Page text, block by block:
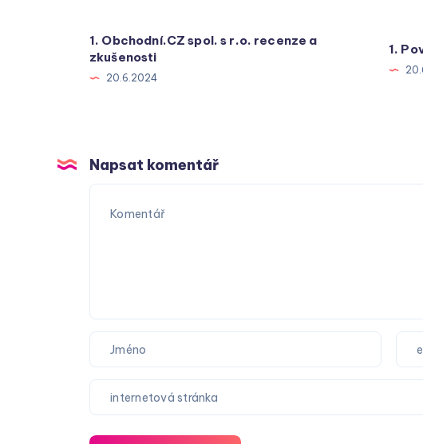
1. Obchodní.CZ spol. s r.o. recenze a
zkušenosti
20.6.2024
1.
Napsat komentář